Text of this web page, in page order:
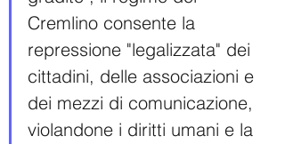
Cremlino consente la
repressione "legalizzata" dei
cittadini, delle associazioni e
dei mezzi di comunicazione,
violandone i diritti umani e la